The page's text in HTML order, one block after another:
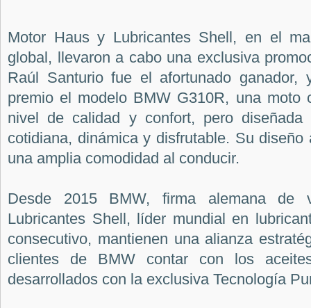
Motor Haus y Lubricantes Shell, en el
global, llevaron a cabo una exclusiva
Raúl Santurio fue el afortunado
premio el modelo BMW G310R, una moto
nivel de calidad y confort, pero diseñada
cotidiana, dinámica y disfrutable. Su
una amplia comodidad al conducir.
Desde 2015 BMW, firma alemana de
Lubricantes Shell, líder mundial en
consecutivo, mantienen una alianza
clientes de BMW contar con los
desarrollados con la exclusiva Tecnología